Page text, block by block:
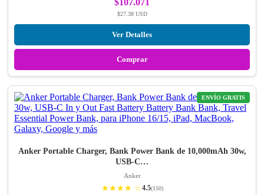
$107.071
$27.38 USD
Ver Detalles
Comprar
ENVÍO GRATIS
Anker Portable Charger, Bank Power Bank de 10,000mAh 30w,
USB-C…
Anker
★★★★ ☆4.5(150)